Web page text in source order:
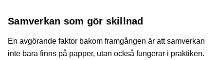
Samverkan som gör skillnad
En avgörande faktor bakom framgången är att samverkan
inte bara finns på papper, utan också fungerar i praktiken.